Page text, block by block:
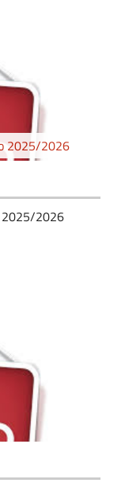
2025/2026
2025/2026